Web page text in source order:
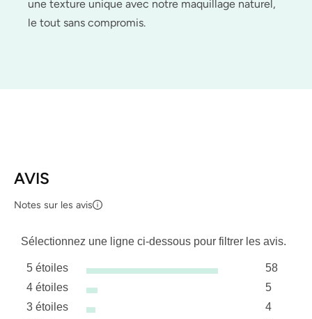
une texture unique avec notre maquillage naturel,
le tout sans compromis.
AVIS
Notes sur les avis
Sélectionnez une ligne ci-dessous pour filtrer les avis.
5 étoiles étoiles
58
58 avis
4 étoiles étoiles
5
5 avis
3 étoiles étoiles
4